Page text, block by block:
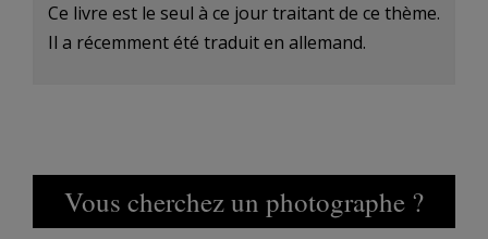
Ce livre est le seul à ce jour traitant de ce thème.
Il a récemment été traduit en allemand.
Vous cherchez un photographe ?